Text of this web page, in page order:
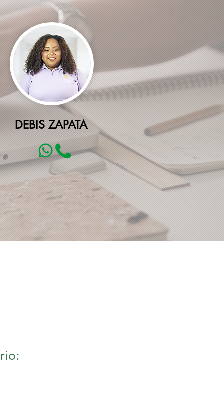
DEBIS ZAPATA